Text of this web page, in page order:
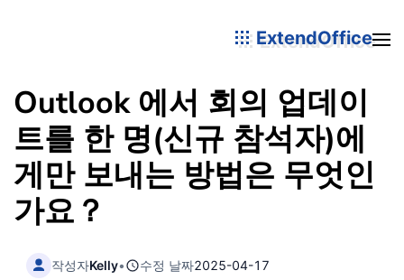
ExtendOffice
Outlook 에서 회의 업데이
트를 한 명(신규 참석자)에
게만 보내는 방법은 무엇인
가요？
작성자Kelly• 수정 날짜2025-04-17